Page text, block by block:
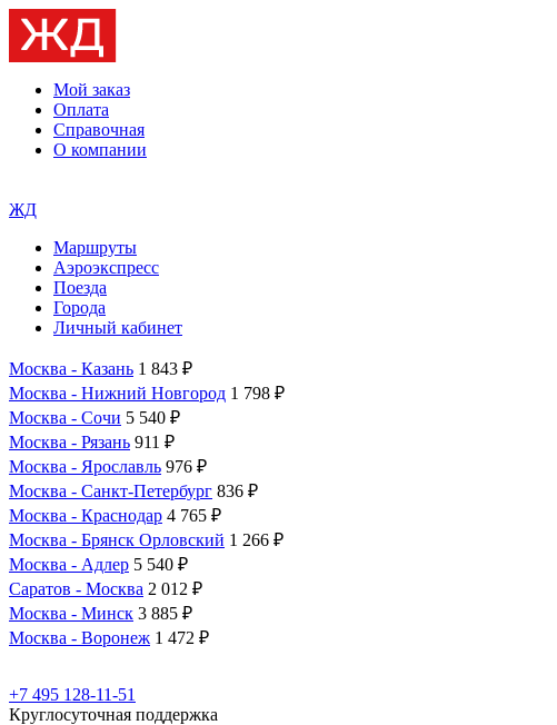
Мой заказ
Оплата
Справочная
О компании
ЖД
Маршруты
Аэроэкспресс
Поезда
Города
Личный кабинет
Москва - Казань 1 843 ₽
Москва - Нижний Новгород 1 798 ₽
Москва - Сочи 5 540 ₽
Москва - Рязань 911 ₽
Москва - Ярославль 976 ₽
Москва - Санкт-Петербург 836 ₽
Москва - Краснодар 4 765 ₽
Москва - Брянск Орловский 1 266 ₽
Москва - Адлер 5 540 ₽
Саратов - Москва 2 012 ₽
Москва - Минск 3 885 ₽
Москва - Воронеж 1 472 ₽
+7 495 128-11-51
Круглосуточная поддержка